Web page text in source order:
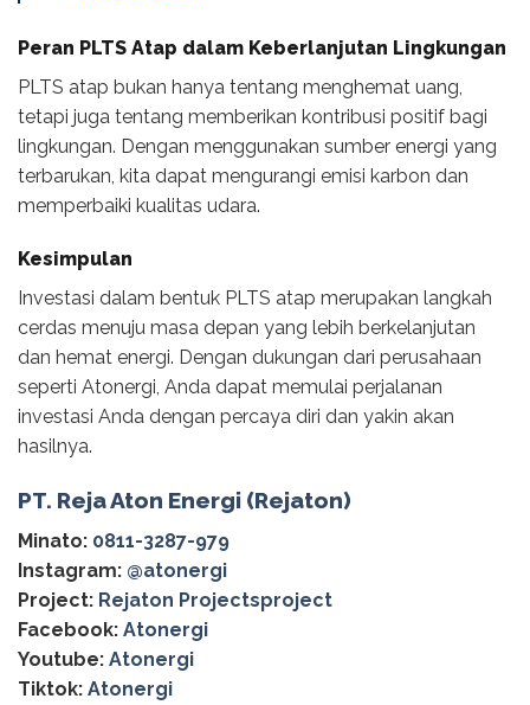
Peran PLTS Atap dalam Keberlanjutan Lingkungan
PLTS atap bukan hanya tentang menghemat uang,
tetapi juga tentang memberikan kontribusi positif bagi
lingkungan. Dengan menggunakan sumber energi yang
terbarukan, kita dapat mengurangi emisi karbon dan
memperbaiki kualitas udara.
Kesimpulan
Investasi dalam bentuk PLTS atap merupakan langkah
cerdas menuju masa depan yang lebih berkelanjutan
dan hemat energi. Dengan dukungan dari perusahaan
seperti Atonergi, Anda dapat memulai perjalanan
investasi Anda dengan percaya diri dan yakin akan
hasilnya.
PT. Reja Aton Energi (Rejaton)
Minato: 0811-3287-979
Instagram: @‌atonergi
Project: Rejaton Projectsproject
Facebook: Atonergi
Youtube: Atonergi
Tiktok: Atonergi